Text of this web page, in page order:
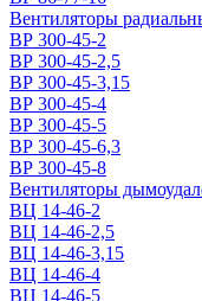
Вентиляторы
ВР 300-45-2
ВР 300-45-2,5
ВР 300-45-3,15
ВР 300-45-4
ВР 300-45-5
ВР 300-45-6,3
ВР 300-45-8
Вентиляторы
ВЦ 14-46-2
ВЦ 14-46-2,5
ВЦ 14-46-3,15
ВЦ 14-46-4
ВЦ 14-46-5